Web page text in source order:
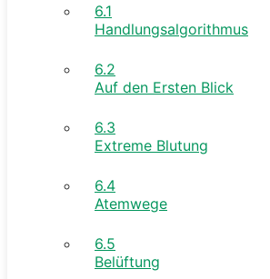
6.1
Handlungsalgorithmus
6.2
Auf den Ersten Blick
6.3
Extreme Blutung
6.4
Atemwege
6.5
Belüftung